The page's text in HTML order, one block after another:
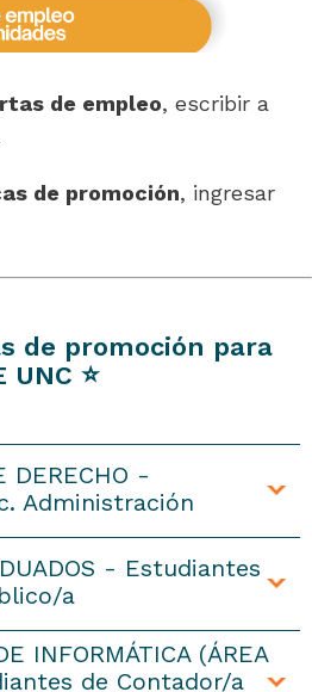
de empleo, escribir a
de promoción, ingresar
de promoción para
⭐
DERECHO -
Administración
el 20 de julio de 2026
- Estudiantes
a
INFORMÁTICA (ÁREA
de Contador/a